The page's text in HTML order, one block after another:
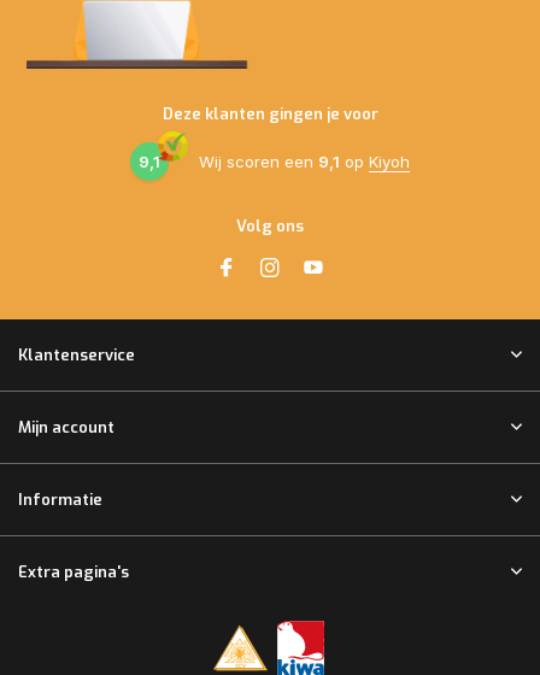
Deze klanten gingen je voor
9,1 Wij scoren een 9,1 op Kiyoh
Volg ons
Klantenservice
Mijn account
Informatie
Extra pagina's